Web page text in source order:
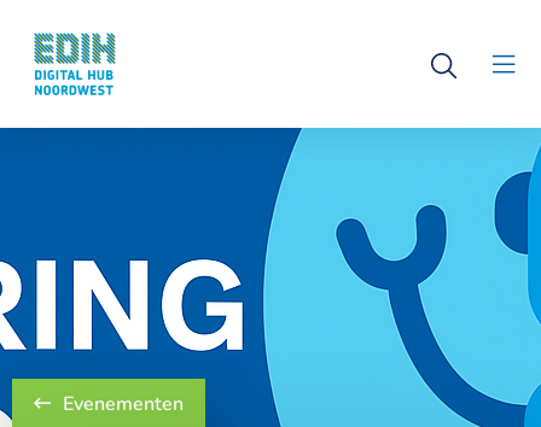
Logo
Digital
Hub
Noordwest
Open
Evenementen